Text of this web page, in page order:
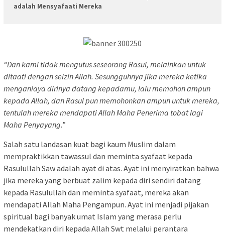
adalah Mensyafaati Mereka
“Dan kami tidak mengutus seseorang Rasul, melainkan untuk
ditaati dengan seizin Allah. Sesungguhnya jika mereka ketika
menganiaya dirinya datang kepadamu, lalu memohon ampun
kepada Allah, dan Rasul pun memohonkan ampun untuk mereka,
tentulah mereka mendapati Allah Maha Penerima tobat lagi
Maha Penyayang.”
Salah satu landasan kuat bagi kaum Muslim dalam
mempraktikkan tawassul dan meminta syafaat kepada
Rasulullah Saw adalah ayat di atas. Ayat ini menyiratkan bahwa
jika mereka yang berbuat zalim kepada diri sendiri datang
kepada Rasulullah dan meminta syafaat, mereka akan
mendapati Allah Maha Pengampun. Ayat ini menjadi pijakan
spiritual bagi banyak umat Islam yang merasa perlu
mendekatkan diri kepada Allah Swt melalui perantara